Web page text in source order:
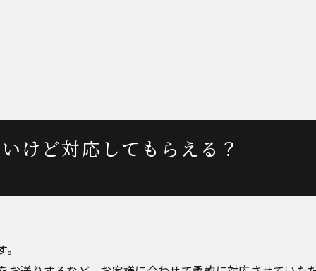
けど対応してもらえる？